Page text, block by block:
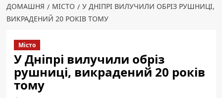
ДОМАШНЯ МІСТО
У ДНІПРІ ВИЛУЧИЛИ ОБРІЗ РУШНИЦІ,
ВИКРАДЕНИЙ 20 РОКІВ ТОМУ
Місто
У Дніпрі вилучили обріз
рушниці, викрадений 20 років
тому